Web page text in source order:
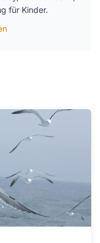
für Kinder.